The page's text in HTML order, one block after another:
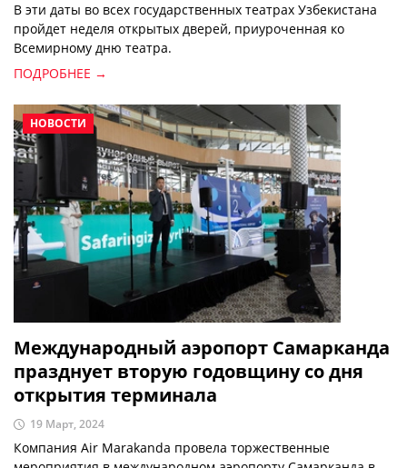
В эти даты во всех государственных театрах Узбекистана
пройдет неделя открытых дверей, приуроченная ко
Всемирному дню театра.
ПОДРОБНЕЕ →
НОВОСТИ
Международный аэропорт Самарканда
празднует вторую годовщину со дня
открытия терминала
19 Март, 2024
Компания Air Marakanda провела торжественные